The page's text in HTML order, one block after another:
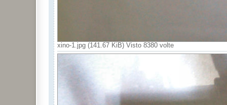
for ( i = 0; i < 9; i++) {           // we
  LowByte = data[0];
  TReading = (HighByte << 8) + LowByte;
SignBit = TReading & 0x8000;  // test most sig
TReading = (TReading ^ 0xffff) + 1; // 2's
xino-1.jpg (141.67 KiB) Visto 8380 volte